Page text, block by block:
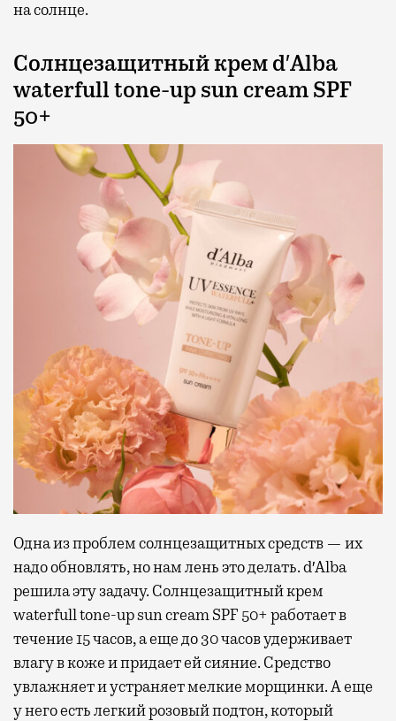
на солнце.
Солнцезащитный крем d′Alba
waterfull tone-up sun cream SPF
50+
Одна из проблем солнцезащитных средств — их
надо обновлять, но нам лень это делать. d′Alba
решила эту задачу. Солнцезащитный крем
waterfull tone-up sun cream SPF 50+ работает в
течение 15 часов, а еще до 30 часов удерживает
влагу в коже и придает ей сияние. Средство
увлажняет и устраняет мелкие морщинки. А еще
у него есть легкий розовый подтон, который